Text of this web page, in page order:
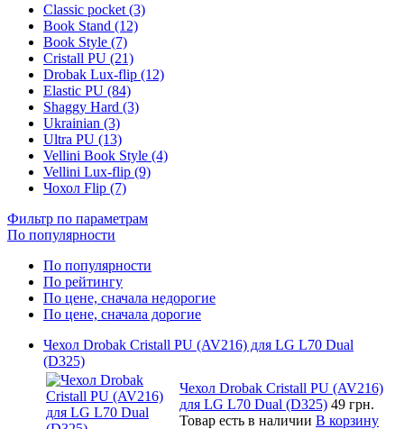
Classic pocket (3)
Book Stand (12)
Book Style (7)
Cristall PU (21)
Drobak Lux-flip (12)
Elastic PU (84)
Shaggy Hard (3)
Ukrainian (3)
Ultra PU (13)
Vellini Book Style (4)
Vellini Lux-flip (9)
Чохол Flip (7)
Фильтр по параметрам
По популярности
По популярности
По рейтингу
По цене, сначала недорогие
По цене, сначала дорогие
Чехол Drobak Cristall PU (AV216) для LG L70 Dual
(D325)
Чехол Drobak Cristall PU (AV216)
для LG L70 Dual (D325) 49 грн.
Товар есть в наличии В корзину